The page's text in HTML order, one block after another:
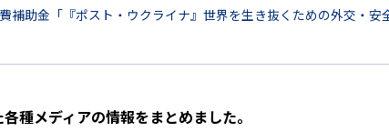
補助金「『ポスト・ウクライナ』世界を生き抜くための外交・安
種メディアの情報をまとめました。